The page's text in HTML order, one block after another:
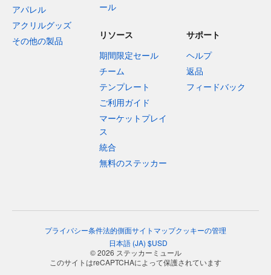
アパレル
アクリルグッズ
その他の製品
ール
リソース
期間限定セール
チーム
テンプレート
ご利用ガイド
マーケットプレイ
ス
統合
無料のステッカー
サポート
ヘルプ
返品
フィードバック
プライバシー条件法的側面サイトマップクッキーの管理
日本語(JA) $USD
© 2026 ステッカーミュール
このサイトはreCAPTCHAによって保護されています